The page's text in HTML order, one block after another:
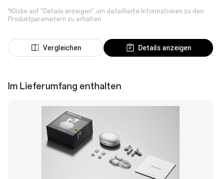
*Klicke auf "Details anzeigen", um detaillierte Informationen zu den
Produktparametern zu erhalten.
Vergleichen Details anzeigen
Im Lieferumfang enthalten